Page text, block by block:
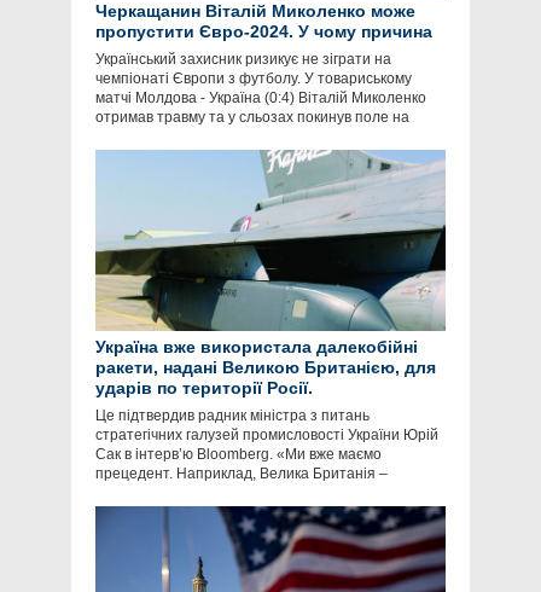
Черкащанин Віталій Миколенко може
пропустити Євро-2024. У чому причина
Український захисник ризикує не зіграти на
чемпіонаті Європи з футболу. У товариському
матчі Молдова - Україна (0:4) Віталій Миколенко
отримав травму та у сльозах покинув поле на
Україна вже використала далекобійні
ракети, надані Великою Британією, для
ударів по території Росії.
Це підтвердив радник міністра з питань
стратегічних галузей промисловості України Юрій
Сак в інтервʼю Bloomberg. «Ми вже маємо
прецедент. Наприклад, Велика Британія –